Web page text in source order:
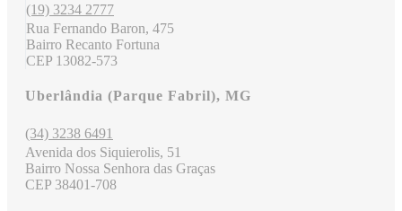
(19) 3234 2777
Rua Fernando Baron, 475
Bairro Recanto Fortuna
CEP 13082-573
Uberlândia (Parque Fabril), MG
(34) 3238 6491
Avenida dos Siquierolis, 51
Bairro Nossa Senhora das Graças
CEP 38401-708